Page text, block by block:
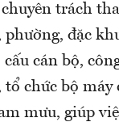
chuyên trách
phường, đặc
cán bộ,
chức bộ máy
mưu, giúp